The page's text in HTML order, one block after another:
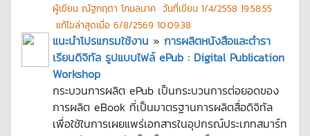
ผู้เขียน ณัฐกฤตา โกมลนาค วันที่เขียน 1/4/2558 19:58:55
แก้ไขล่าสุดเมื่อ 6/8/2569 10:09:38
แนะนำโปรแกรมใช้งาน » การผลิตหนังสือและตำรา
เรียนดิจิทัล รูปแบบไฟล์ ePub : Digital Publication
Workshop
กระบวนการผลิต ePub เป็นกระบวนการต่อยอดของ
การผลิต eBook ที่เป็นมาตรฐานการผลิตสื่อดิจิทัล
เพื่อใช้ในการเผยแพร่เอกสารในอุปกรณ์ประเภทสมาร์ท